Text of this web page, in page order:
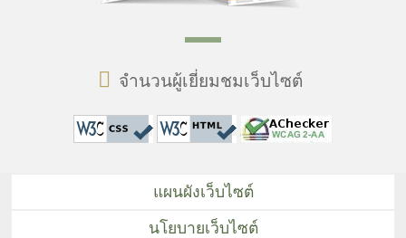
จำนวนผู้เยี่ยมชมเว็บไซต์
แผนผังเว็บไซต์
นโยบายเว็บไซต์